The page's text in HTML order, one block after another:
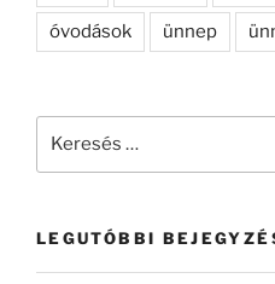
óvodások ünnep
LEGUTÓBBI